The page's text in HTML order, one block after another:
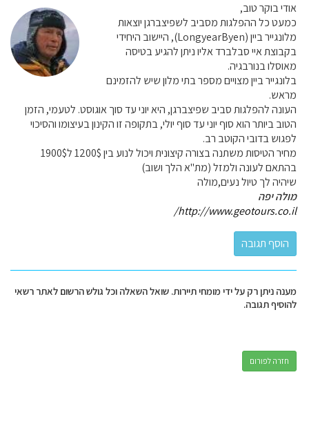
אודי בוקר טוב,
כמעט כל ההפלגות מסביב לשפיצברגן יוצאות
מלונגייר ביין (LongyearByen), היישוב היחידי
בקבוצת איי סבלברד אליו ניתן להגיע בטיסה
מאוסלו בנורבגיה.
בלונגייר ביין מצויים מספר בתי מלון שיש להזמינם
מראש.
העונה להפלגות סביב שפיצברגן, היא יוני עד סוך אוגוסט. לטעמי, הזמן
הטוב ביותר הוא סוף יוני עד סוף יולי, בתקופה זו הקינון בעיצומו והסיכוי
לפגוש בדובי הקוטב רב.
מחיר הטיסות משתנה בצורה קיצונית ויכול לנוע בין 1200$ ל1900$
בהתאם לעונה ולמזל (מת"א הלך ושוב)
שיהיה לך טיול נעים,מולה
מולה יפה
http://www.geotours.co.il/
מענה ניתן רק על ידי מומחי תיירות. שואל השאלה וכל גולש הרשום לאתר רשאי
להוסיף תגובה.
חזרה לפורום